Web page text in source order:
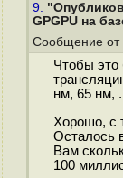
9.
GPGPU на
Сообщение от
Чтобы это
нм, 65 нм,
Хорошо, с
Осталось
Вам
100